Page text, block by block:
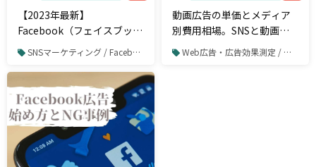
【2023年最新】
Facebook（フェイスブッ
ク）の動画広告とは？種類
や特徴、運用のポイントを
SNSマーケティング / Facebook / Facebook広告
動画広告の単価とメディア
別費用相場。SNSと動画の
相性や成功に導くポイント
Web広告・広告効果測定 / 動画広告